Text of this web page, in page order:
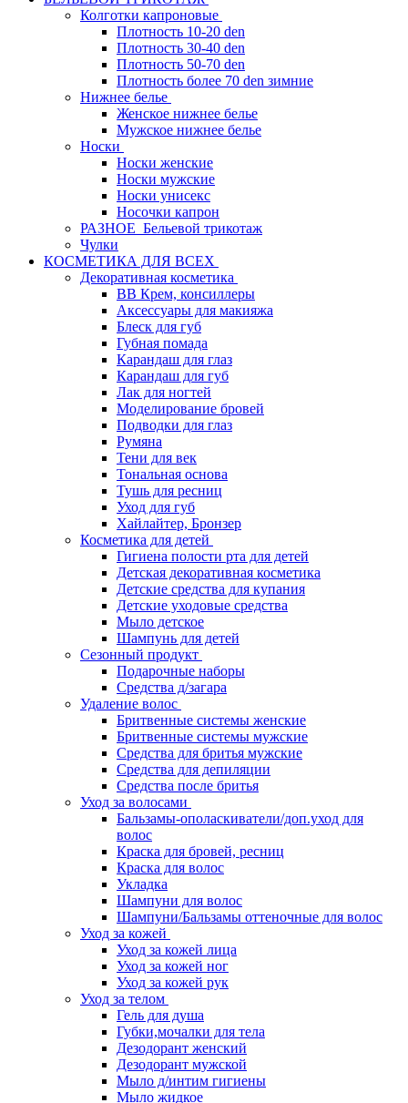
Колготки капроновые
Плотность 10-20 den
Плотность 30-40 den
Плотность 50-70 den
Плотность более 70 den зимние
Нижнее белье
Женское нижнее белье
Мужское нижнее белье
Носки
Носки женские
Носки мужские
Носки унисекс
Носочки капрон
РАЗНОЕ_Бельевой трикотаж
Чулки
КОСМЕТИКА ДЛЯ ВСЕХ
Декоративная косметика
BB Крем, консиллеры
Аксессуары для макияжа
Блеск для губ
Губная помада
Карандаш для глаз
Карандаш для губ
Лак для ногтей
Моделирование бровей
Подводки для глаз
Румяна
Тени для век
Тональная основа
Тушь для ресниц
Уход для губ
Хайлайтер, Бронзер
Косметика для детей
Гигиена полости рта для детей
Детская декоративная косметика
Детские средства для купания
Детские уходовые средства
Мыло детское
Шампунь для детей
Сезонный продукт
Подарочные наборы
Средства д/загара
Удаление волос
Бритвенные системы женские
Бритвенные системы мужские
Средства для бритья мужские
Средства для депиляции
Средства после бритья
Уход за волосами
Бальзамы-ополаскиватели/доп.уход для
волос
Краска для бровей, ресниц
Краска для волос
Укладка
Шампуни для волос
Шампуни/Бальзамы оттеночные для волос
Уход за кожей
Уход за кожей лица
Уход за кожей ног
Уход за кожей рук
Уход за телом
Гель для душа
Губки,мочалки для тела
Дезодорант женский
Дезодорант мужской
Мыло д/интим гигиены
Мыло жидкое